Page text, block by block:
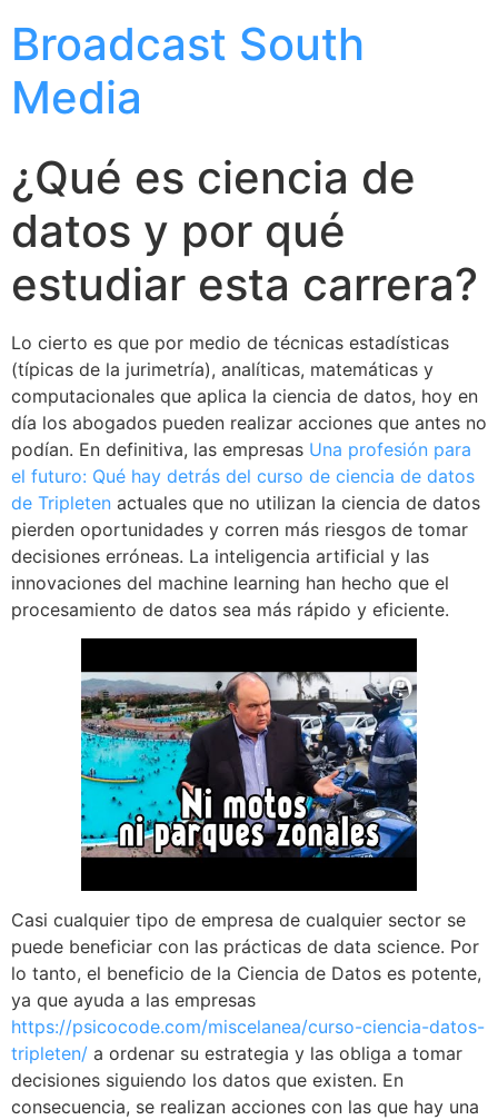
Broadcast South
Media
¿Qué es ciencia de
datos y por qué
estudiar esta carrera?
Lo cierto es que por medio de técnicas estadísticas
(típicas de la jurimetría), analíticas, matemáticas y
computacionales que aplica la ciencia de datos, hoy en
día los abogados pueden realizar acciones que antes no
podían. En definitiva, las empresas Una profesión para
el futuro: Qué hay detrás del curso de ciencia de datos
de Tripleten actuales que no utilizan la ciencia de datos
pierden oportunidades y corren más riesgos de tomar
decisiones erróneas. La inteligencia artificial y las
innovaciones del machine learning han hecho que el
procesamiento de datos sea más rápido y eficiente.
Casi cualquier tipo de empresa de cualquier sector se
puede beneficiar con las prácticas de data science. Por
lo tanto, el beneficio de la Ciencia de Datos es potente,
ya que ayuda a las empresas
https://psicocode.com/miscelanea/curso-ciencia-datos-
tripleten/ a ordenar su estrategia y las obliga a tomar
decisiones siguiendo los datos que existen. En
consecuencia, se realizan acciones con las que hay una